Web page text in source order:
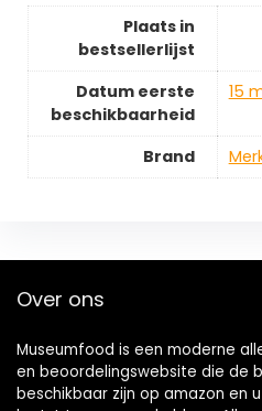
Plaats in
bestsellerlijst
Datum eerste
beschikbaarheid
15
Brand
Over ons
Museumfood is een moderne
en beoordelingswebsite die de
beschikbaar zijn op amazon en